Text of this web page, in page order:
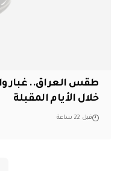
طقس العراق.. غبار
خلال الأيام المقبلة
قبل 22 ساعة